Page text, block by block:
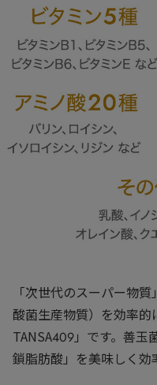
「次世代のスーパー物
酸菌生産物質）を効率
TANSA409」です。善
鎖脂肪酸」を美味しく効